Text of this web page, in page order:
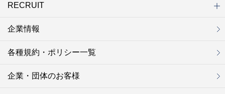
MORE Raffine
ラフィネのこだわり
ラフィネのひみつ
お得で便利なサービス
ラフィネギフト
ラフィネグループアスリート
RECRUIT
セラピスト採用
新卒採用
研修サイト
NOWON!!
企業情報
各種規約・ポリシー一覧
企業・団体のお客様